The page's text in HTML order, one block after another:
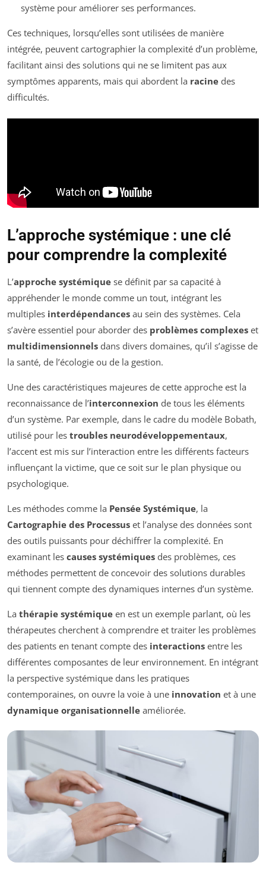
système pour améliorer ses performances.
Ces techniques, lorsqu’elles sont utilisées de manière
intégrée, peuvent cartographier la complexité d’un problème,
facilitant ainsi des solutions qui ne se limitent pas aux
symptômes apparents, mais qui abordent la racine des
difficultés.
L’approche systémique : une clé
pour comprendre la complexité
L’approche systémique se définit par sa capacité à
appréhender le monde comme un tout, intégrant les
multiples interdépendances au sein des systèmes. Cela
s’avère essentiel pour aborder des problèmes complexes et
multidimensionnels dans divers domaines, qu’il s’agisse de
la santé, de l’écologie ou de la gestion.
Une des caractéristiques majeures de cette approche est la
reconnaissance de l’interconnexion de tous les éléments
d’un système. Par exemple, dans le cadre du modèle Bobath,
utilisé pour les troubles neurodéveloppementaux,
l’accent est mis sur l’interaction entre les différents facteurs
influençant la victime, que ce soit sur le plan physique ou
psychologique.
Les méthodes comme la Pensée Systémique, la
Cartographie des Processus et l’analyse des données sont
des outils puissants pour déchiffrer la complexité. En
examinant les causes systémiques des problèmes, ces
méthodes permettent de concevoir des solutions durables
qui tiennent compte des dynamiques internes d’un système.
La thérapie systémique en est un exemple parlant, où les
thérapeutes cherchent à comprendre et traiter les problèmes
des patients en tenant compte des interactions entre les
différentes composantes de leur environnement. En intégrant
la perspective systémique dans les pratiques
contemporaines, on ouvre la voie à une innovation et à une
dynamique organisationnelle améliorée.